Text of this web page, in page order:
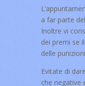
a far parte
Inoltre vi
dei premi se
delle
Evitate di
che negative